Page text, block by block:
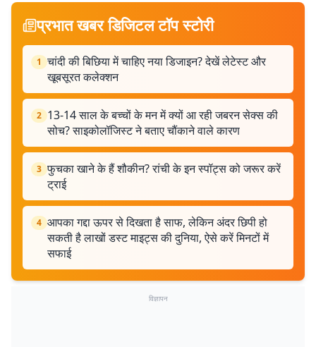
प्रभात खबर डिजिटल टॉप स्टोरी
1 चांदी की बिछिया में चाहिए नया डिजाइन? देखें लेटेस्ट और
खूबसूरत कलेक्शन
2 13-14 साल के बच्चों के मन में क्यों आ रही जबरन सेक्स की
सोच? साइकोलॉजिस्ट ने बताए चौंकाने वाले कारण
3 फुचका खाने के हैं शौकीन? रांची के इन स्पॉट्स को जरूर करें
ट्राई
4 आपका गद्दा ऊपर से दिखता है साफ, लेकिन अंदर छिपी हो
सकती है लाखों डस्ट माइट्स की दुनिया, ऐसे करें मिनटों में
सफाई
विज्ञापन